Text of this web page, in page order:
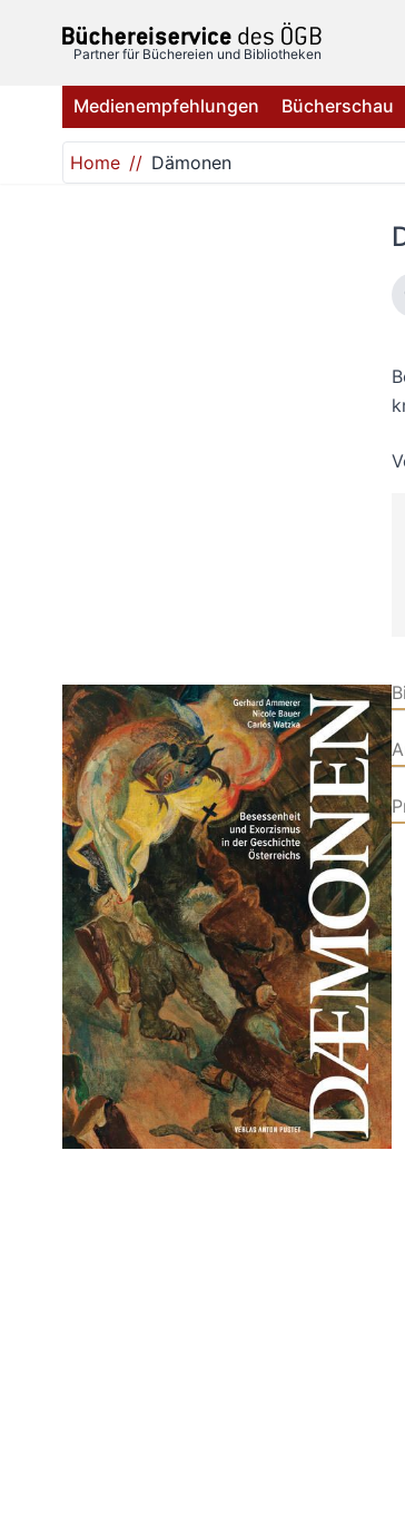
Partner für Büchereien und Bibliotheken
Medienempfehlungen Bücherschau
Home Dämonen